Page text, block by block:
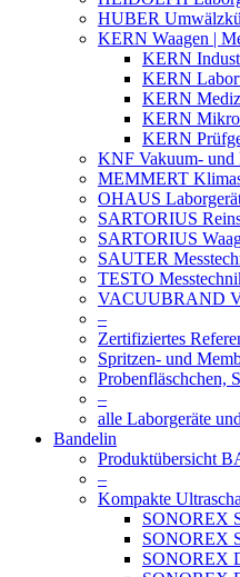
HUBER
KERN Waagen |
KERN
KERN
KERN
KERN
KERN
KNF Vakuum- und
MEMMERT
OHAUS
SARTORIUS
SARTORIUS
SAUTER
TESTO
VACUUBRAND
–
Zertifiziertes
Spritzen- und
Probenfläschchen,
–
alle Laborgeräte
Bandelin
Produktübersicht
–
Kompakte
SONOREX
SONOREX
SONOREX